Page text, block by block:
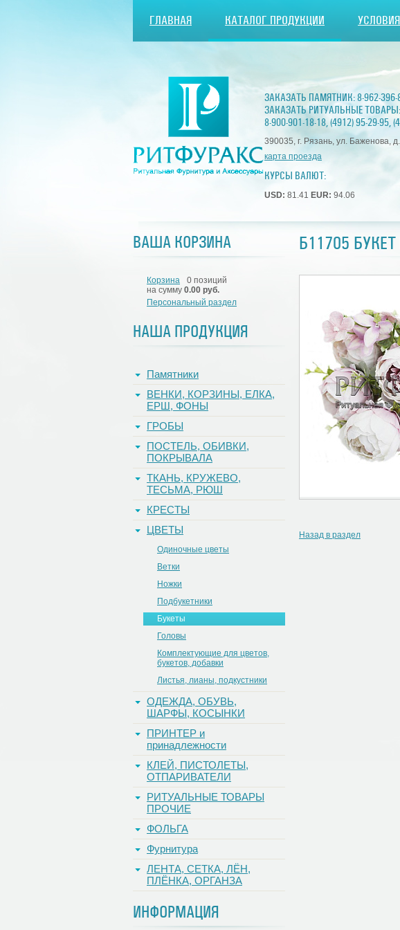
ГЛАВНАЯ КАТАЛОГ ПРОДУКЦИИ
ЗАКАЗАТЬ ПАМЯТНИК:8-962-396-
ЗАКАЗАТЬ РИТУАЛЬНЫЕ ТОВАРЫ:
8-900-901-18-18,(4912) 95-29-95,
390035, г. Рязань, ул. Баженова,
карта проезда
КУРСЫ ВАЛЮТ:
USD: 81.41 EUR: 94.06
ВАША КОРЗИНА
Корзина
0 позиций
на сумму 0.00 руб.
Персональный раздел
НАША ПРОДУКЦИЯ
Памятники
ВЕНКИ, КОРЗИНЫ, ЕЛКА,
ЕРШ, ФОНЫ
ГРОБЫ
ПОСТЕЛЬ, ОБИВКИ,
ПОКРЫВАЛА
ТКАНЬ, КРУЖЕВО,
ТЕСЬМА, РЮШ
КРЕСТЫ
ЦВЕТЫ
Одиночные цветы
Ветки
Ножки
Подбукетники
Букеты
Головы
Комплектующие для цветов,
букетов, добавки
Листья, лианы, подкустники
ОДЕЖДА, ОБУВЬ,
ШАРФЫ, КОСЫНКИ
ПРИНТЕР и
принадлежности
КЛЕЙ, ПИСТОЛЕТЫ,
ОТПАРИВАТЕЛИ
РИТУАЛЬНЫЕ ТОВАРЫ
ПРОЧИЕ
ФОЛЬГА
Фурнитура
ЛЕНТА, СЕТКА, ЛЁН,
ПЛЁНКА, ОРГАНЗА
ИНФОРМАЦИЯ
Б11705
Назад в раздел